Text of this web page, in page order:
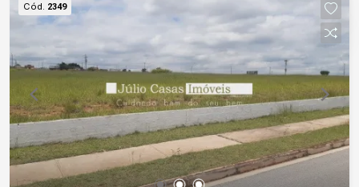
Cód. 2349